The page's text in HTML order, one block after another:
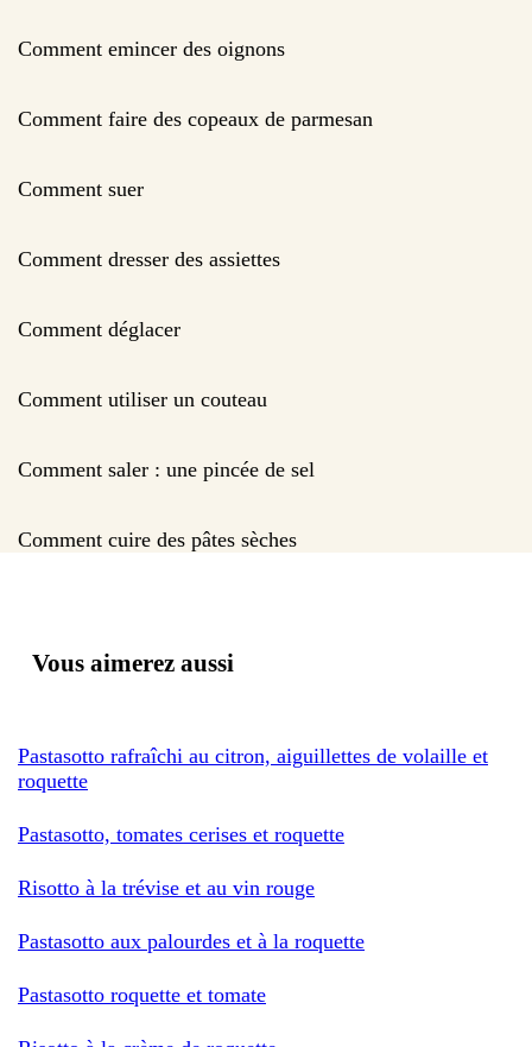
Comment emincer des oignons
Comment faire des copeaux de parmesan
Comment suer
Comment dresser des assiettes
Comment déglacer
Comment utiliser un couteau
Comment saler : une pincée de sel
Comment cuire des pâtes sèches
Vous aimerez aussi
Pastasotto rafraîchi au citron, aiguillettes de volaille et
roquette
Pastasotto, tomates cerises et roquette
Risotto à la trévise et au vin rouge
Pastasotto aux palourdes et à la roquette
Pastasotto roquette et tomate